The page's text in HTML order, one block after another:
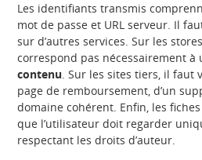
Les identifiants transmis
mot de passe et URL serveur. Il
sur d’autres services. Sur les
correspond pas nécessairement
contenu. Sur les sites tiers, il faut
page de remboursement, d’un
domaine cohérent. Enfin, les
que l’utilisateur doit regarder
respectant les droits d’auteur.